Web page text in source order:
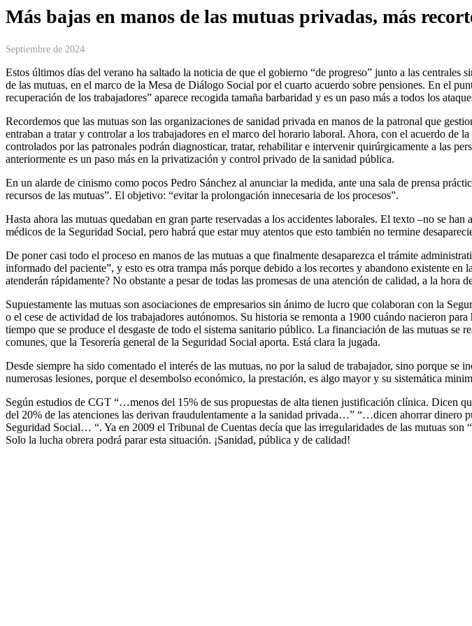
Más bajas en manos de las mutuas privadas, más
Septiembre de 2024
Estos últimos días del verano ha saltado la noticia de que el gobierno “de progreso” junto a las
de las mutuas, en el marco de la Mesa de Diálogo Social por el cuarto acuerdo sobre pensiones. En el
recuperación de los trabajadores” aparece recogida tamaña barbaridad y es un paso más a todos los
Recordemos que las mutuas son las organizaciones de sanidad privada en manos de la patronal que
entraban a tratar y controlar a los trabajadores en el marco del horario laboral. Ahora, con el acuerdo de
controlados por las patronales podrán diagnosticar, tratar, rehabilitar e intervenir quirúrgicamente a las
anteriormente es un paso más en la privatización y control privado de la sanidad pública.
En un alarde de cinismo como pocos Pedro Sánchez al anunciar la medida, ante una sala de prensa
recursos de las mutuas”. El objetivo: “evitar la prolongación innecesaria de los procesos”.
Hasta ahora las mutuas quedaban en gran parte reservadas a los accidentes laborales. El texto –no se
médicos de la Seguridad Social, pero habrá que estar muy atentos que esto también no termine
De poner casi todo el proceso en manos de las mutuas a que finalmente desaparezca el trámite
informado del paciente”, y esto es otra trampa más porque debido a los recortes y abandono existente
atenderán rápidamente? No obstante a pesar de todas las promesas de una atención de calidad, a la
Supuestamente las mutuas son asociaciones de empresarios sin ánimo de lucro que colaboran con la
o el cese de actividad de los trabajadores autónomos. Su historia se remonta a 1900 cuándo nacieron
tiempo que se produce el desgaste de todo el sistema sanitario público. La financiación de las mutuas
comunes, que la Tesorería general de la Seguridad Social aporta. Está clara la jugada.
Desde siempre ha sido comentado el interés de las mutuas, no por la salud de trabajador, sino porque
numerosas lesiones, porque el desembolso económico, la prestación, es algo mayor y su sistemática
Según estudios de CGT “…menos del 15% de sus propuestas de alta tienen justificación clínica. Dicen
del 20% de las atenciones las derivan fraudulentamente a la sanidad privada…” “…dicen ahorrar dinero
Seguridad Social… “. Ya en 2009 el Tribunal de Cuentas decía que las irregularidades de las mutuas
Solo la lucha obrera podrá parar esta situación. ¡Sanidad, pública y de calidad!